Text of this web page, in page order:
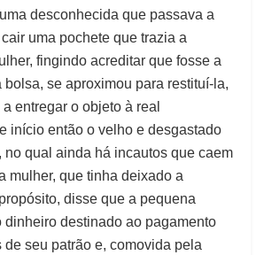
desconhecida que passava a
uma pochete que trazia a
fingindo acreditar que fosse a
bolsa, se aproximou para restituí-la,
entregar o objeto à real
início então o velho e desgastado
no qual ainda há incautos que caem
mulher, que tinha deixado a
disse que a pequena
dinheiro destinado ao pagamento
seu patrão e, comovida pela